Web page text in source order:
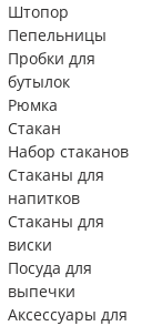
Штопор
Пепельницы
Пробки для
бутылок
Рюмка
Стакан
Набор стаканов
Стаканы для
напитков
Стаканы для
виски
Посуда для
выпечки
Аксессуары для